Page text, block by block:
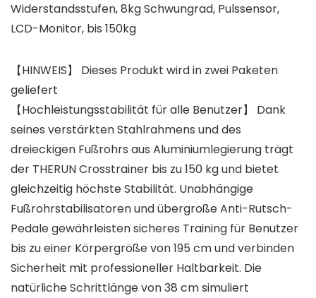
Widerstandsstufen, 8kg Schwungrad, Pulssensor,
LCD-Monitor, bis 150kg
【HINWEIS】 Dieses Produkt wird in zwei Paketen
geliefert
【Hochleistungsstabilität für alle Benutzer】 Dank
seines verstärkten Stahlrahmens und des
dreieckigen Fußrohrs aus Aluminiumlegierung trägt
der THERUN Crosstrainer bis zu 150 kg und bietet
gleichzeitig höchste Stabilität. Unabhängige
Fußrohrstabilisatoren und übergroße Anti-Rutsch-
Pedale gewährleisten sicheres Training für Benutzer
bis zu einer Körpergröße von 195 cm und verbinden
Sicherheit mit professioneller Haltbarkeit. Die
natürliche Schrittlänge von 38 cm simuliert